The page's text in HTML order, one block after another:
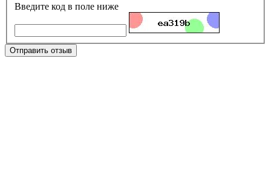
Введите код в поле ниже
Отправить отзыв